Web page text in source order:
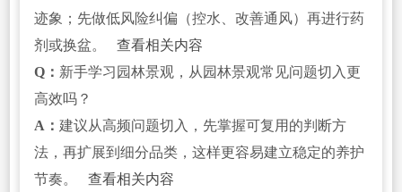
迹象；先做低风险纠偏（控水、改善通风）再进行药
剂或换盆。
查看相关内容
Q： 新手学习园林景观，从园林景观常见问题切入更
高效吗？
A： 建议从高频问题切入，先掌握可复用的判断方
法，再扩展到细分品类，这样更容易建立稳定的养护
节奏。
查看相关内容